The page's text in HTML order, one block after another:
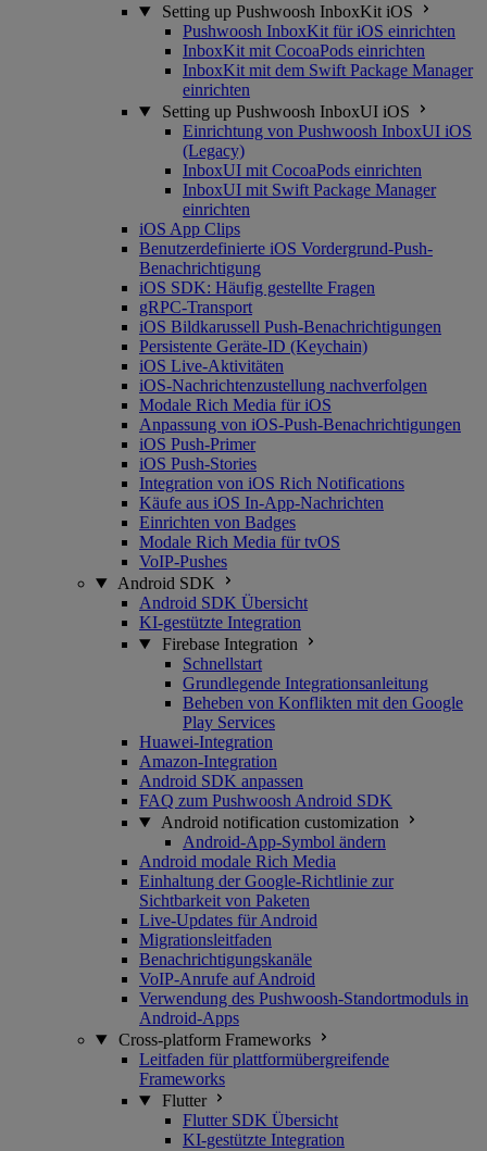
Setting up Pushwoosh InboxKit iOS
Pushwoosh InboxKit für iOS einrichten
InboxKit mit CocoaPods einrichten
InboxKit mit dem Swift Package Manager
einrichten
Setting up Pushwoosh InboxUI iOS
Einrichtung von Pushwoosh InboxUI iOS
(Legacy)
InboxUI mit CocoaPods einrichten
InboxUI mit Swift Package Manager
einrichten
iOS App Clips
Benutzerdefinierte iOS Vordergrund-Push-
Benachrichtigung
iOS SDK: Häufig gestellte Fragen
gRPC-Transport
iOS Bildkarussell Push-Benachrichtigungen
Persistente Geräte-ID (Keychain)
iOS Live-Aktivitäten
iOS-Nachrichtenzustellung nachverfolgen
Modale Rich Media für iOS
Anpassung von iOS-Push-Benachrichtigungen
iOS Push-Primer
iOS Push-Stories
Integration von iOS Rich Notifications
Käufe aus iOS In-App-Nachrichten
Einrichten von Badges
Modale Rich Media für tvOS
VoIP-Pushes
Android SDK
Android SDK Übersicht
KI-gestützte Integration
Firebase Integration
Schnellstart
Grundlegende Integrationsanleitung
Beheben von Konflikten mit den Google
Play Services
Huawei-Integration
Amazon-Integration
Android SDK anpassen
FAQ zum Pushwoosh Android SDK
Android notification customization
Android-App-Symbol ändern
Android modale Rich Media
Einhaltung der Google-Richtlinie zur
Sichtbarkeit von Paketen
Live-Updates für Android
Migrationsleitfaden
Benachrichtigungskanäle
VoIP-Anrufe auf Android
Verwendung des Pushwoosh-Standortmoduls in
Android-Apps
Cross-platform Frameworks
Leitfaden für plattformübergreifende
Frameworks
Flutter
Flutter SDK Übersicht
KI-gestützte Integration